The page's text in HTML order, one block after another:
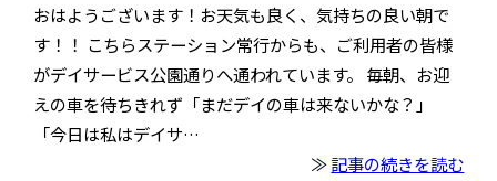
おはようございます！お天気も良く、気持ちの良い朝で
す！！ こちらステーション常行からも、ご利用者の皆様
がデイサービス公園通りへ通われています。 毎朝、お迎
えの車を待ちきれず「まだデイの車は来ないかな？」
「今日は私はデイサ…
≫記事の続きを読む